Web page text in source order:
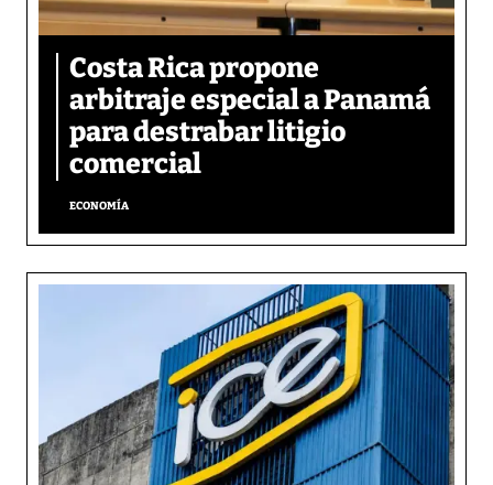
Costa Rica propone
arbitraje especial a Panamá
para destrabar litigio
comercial
ECONOMÍA